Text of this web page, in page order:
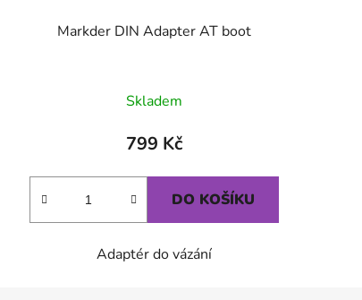
Markder DIN Adapter AT boot
Skladem
799 Kč
DO KOŠÍKU
Adaptér do vázání